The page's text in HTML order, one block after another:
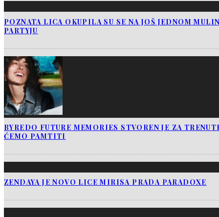
POZNATA LICA OKUPILA SU SE NA JOŠ JEDNOM
PARTYJU
BYREDO FUTURE MEMORIES STVOREN JE ZA
ĆEMO PAMTITI
ZENDAYA JE NOVO LICE MIRISA PRADA PARADOXE